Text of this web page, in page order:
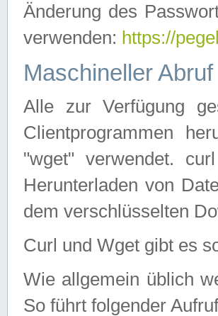
Änderung des
verwenden: https://
Maschineller Abruf
Alle zur Verfügung
Clientprogrammen
"wget" verwendet.
Herunterladen von
dem verschlüsselten
Curl und Wget gibt es
Wie allgemein üblich
So führt folgender